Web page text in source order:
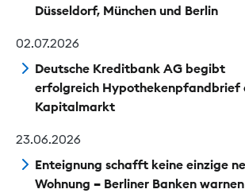
Düsseldorf, München und Berlin
02.07.2026
Deutsche Kreditbank AG begibt
erfolgreich Hypothekenpfandbrief
Kapitalmarkt
23.06.2026
Enteignung schafft keine einzige
Wohnung – Berliner Banken